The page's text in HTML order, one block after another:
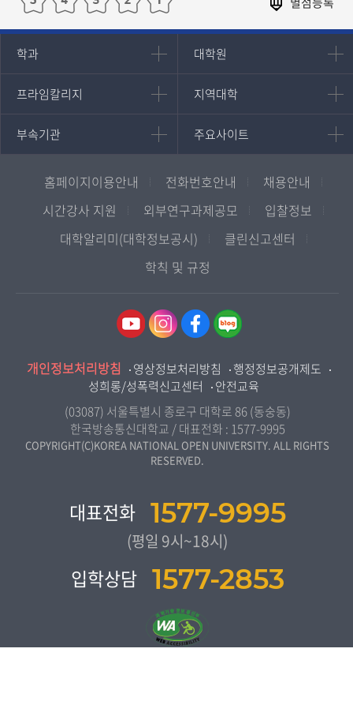
학과
인문과학대학
국어국문학과
영어영문학과
사회과학대학
미디어영상학과
도시콘텐츠·관광학과
사회복지연계전공
사회복지학과
통계•데이터과학과
대학원
대학원
대학원
경영대학원
프라임칼리지
프라임칼리지
학사학위과정
평생교육과정
지역대학
지역대학
지역대학 포털
서울지역대학
대구경북지역대학
인천지역대학
광주전남지역대학
울산지역대학
강원지역대학
전북지역대학
경남지역대학
제주지역대학
부속기관
부속기관
중앙도서관
원격교육혁신연구원
통합인문학연구소
종합교육연수원
인권센터
교원양성지원센터
주요사이트
주요사이트
멘토링
진로심리상담
교육정보화본부
OpenVLab
홈페이지이용안내 전화번호안내
채용안내
시간강사 지원
외부연구과제공모
입찰정보
대학알리미(대학정보공시)
클린신고센터
학칙 및 규정
개인정보처리방침 영상정보처리방침
행정정보공개제도
성희롱/성폭력신고센터
안전교육
(03087) 서울특별시 종로구 대학로 86 (동숭동)
한국방송통신대학교 / 대표전화 : 1577-9995
COPYRIGHT(C)KOREA NATIONAL OPEN UNIVERSITY. ALL RIGHTS
RESERVED.
대표전화 1577-9995
(평일 9시~18시)
입학상담 1577-2853